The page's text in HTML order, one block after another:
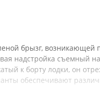
брызг, возникающей
надстройка съемный
к борту лодки, он
обеспечивают